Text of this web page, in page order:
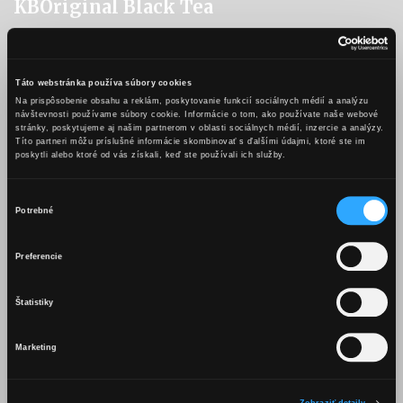
Táto webstránka používa súbory cookies
Na prispôsobenie obsahu a reklám, poskytovanie funkcií sociálnych médií a analýzu
návštevnosti používame súbory cookie. Informácie o tom, ako používate naše webové
stránky, poskytujeme aj našim partnerom v oblasti sociálnych médií, inzercie a analýzy.
Títo partneri môžu príslušné informácie skombinovať s ďalšími údajmi, ktoré ste im
poskytli alebo ktoré od vás získali, keď ste používali ich služby.
Potrebné
Preferencie
Štatistiky
Marketing
KBOriginal Black Tea
čierny čaj – odporúčame Earl Grey s bergamotom
Karpatské brandy Original
med
citrón
Pripravíte si do šálky horúci čierny čaj. Do čaju vlejete šot KBO –
podľa vašej chuti cca 50- 60 ml Karpatského brandy Original.
Finálnu chuť si doladíte dávkou sladkého medu, alebo kyslastého
plátkami natenko nakrájaného citrónu.
TIP barmana: